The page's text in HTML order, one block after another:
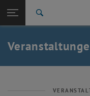
TU Login
Quicklinks
Quicklinks-Menü
Studium
Karriere
Zurück: Subseiten von
Aktuelles